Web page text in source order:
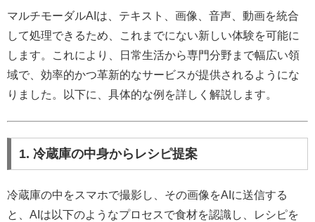
マルチモーダルAIは、テキスト、画像、音声、動画を統合
して処理できるため、これまでにない新しい体験を可能に
します。これにより、日常生活から専門分野まで幅広い領
域で、効率的かつ革新的なサービスが提供されるようにな
りました。以下に、具体的な例を詳しく解説します。
1. 冷蔵庫の中身からレシピ提案
冷蔵庫の中をスマホで撮影し、その画像をAIに送信する
と、AIは以下のようなプロセスで食材を認識し、レシピを